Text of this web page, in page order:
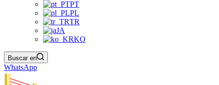
PT
PL
TR
JA
KO
Buscar en
WhatsApp